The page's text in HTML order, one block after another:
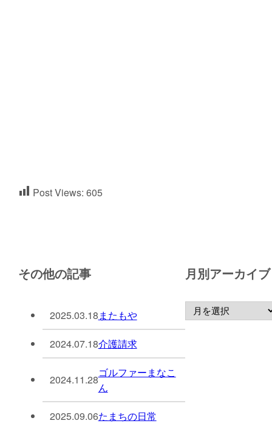
Post Views: 605
その他の記事
2025.03.18またもや
2024.07.18介護請求
2024.11.28
ゴルファーまなこ
ん
2025.09.06たまちの日常
月別アーカイブ